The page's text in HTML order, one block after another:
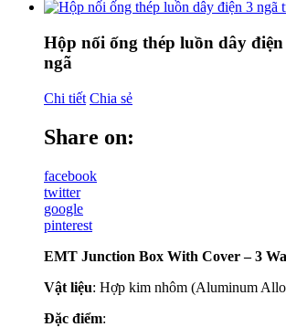
Hộp nối ống thép luồn dây
ngã
Chi tiết Chia sẻ
Share on:
facebook
twitter
google
pinterest
EMT Junction Box With Cover – 3
Vật liệu: Hợp kim nhôm (Aluminum
Đặc điểm: